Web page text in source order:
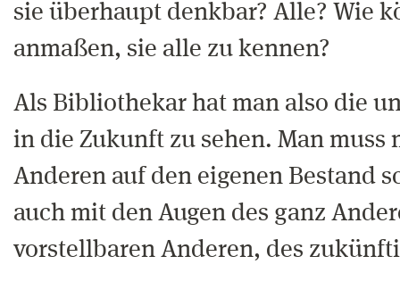
sie überhaupt denkbar? Alle? Wie
anmaßen, sie alle zu kennen?
Als Bibliothekar hat man also die
in die Zukunft zu sehen. Man muss
Anderen auf den eigenen Bestand
auch mit den Augen des ganz
vorstellbaren Anderen, des